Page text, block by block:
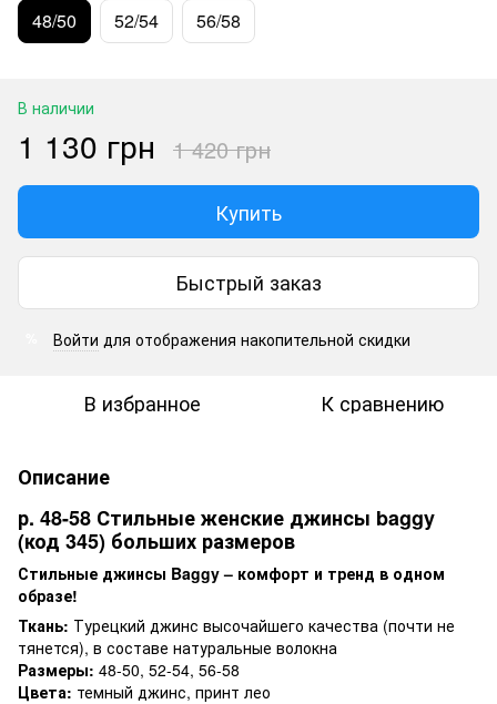
48/50 52/54 56/58
В наличии
1 130 грн 1 420 грн
Купить
Быстрый заказ
Войти для отображения накопительной скидки
В избранное К сравнению
Описание
р. 48-58 Стильные женские джинсы baggy
(код 345) больших размеров
Стильные джинсы Baggy – комфорт и тренд в одном
образе!
Ткань: Турецкий джинс высочайшего качества (почти не
тянется), в составе натуральные волокна
Размеры: 48-50, 52-54, 56-58
Цвета: темный джинс, принт лео